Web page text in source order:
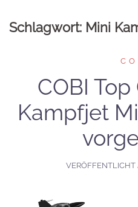
Schlagwort: Mini
COBI
Kampfjet
VERÖFFENTLICHT